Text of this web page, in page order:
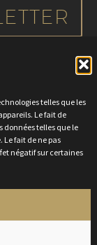
telles que les
Le fait de
données telles que le
fait de ne pas
négatif sur certaines
Contactez-nous